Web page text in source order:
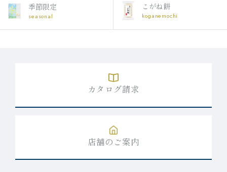
季節限定
seasonal
こがね餅
koganemochi
カタログ請求
店舗のご案内